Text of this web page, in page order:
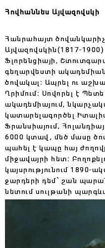
Հովհաննես Այվազովսկի
Հանրահայտ
Այվազովսկին (1817-1900)
Ֆլորենցիայի,
գեղարվեստի
ծովակալ։ Ապրել ու
Ղրիմում։ Սովորել է
ակադեմիայում,
կատարելագործել
Ֆրանսիայում,
6000 կտավ, մեծ մասը
պահել է կապը հայ
միջավայրի հետ։
կայսրությունում 1890-
ջարդերի դեմ՝ շան
նետում սուլթանի